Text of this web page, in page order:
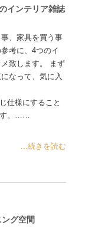
インテリア雑誌
、家具を買う事
考に、4つのイ
致します。 まず
なって、気に入
仕様にすること
す。……
...続きを読む
グ空間